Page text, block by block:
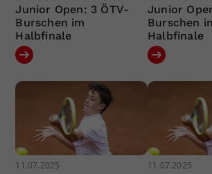
Junior Open: 3 ÖTV-
Burschen im
Halbfinale
Junior
Burschen
Halbfinale
11.07.2025 11.07.2025